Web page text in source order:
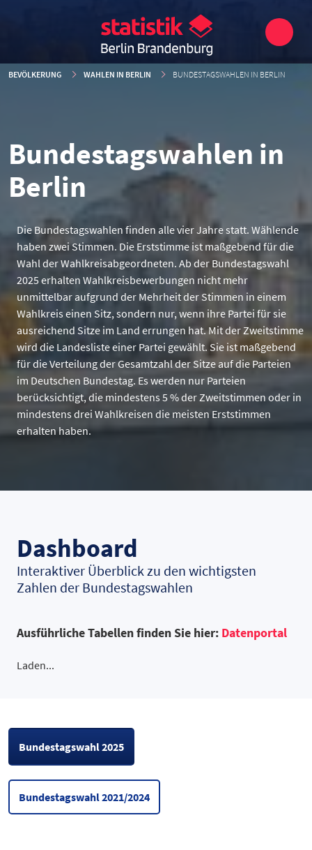
BEVÖLKERUNG WAHLEN IN BERLIN BUNDESTAGSWAHLEN IN BERLIN
Bundestagswahlen in
Berlin
Die Bundestagswahlen finden alle vier Jahre statt. Wählende
haben zwei Stimmen. Die Erststimme ist maßgebend für die
Wahl der Wahlkreisabgeordneten. Ab der Bundestagswahl
2025 erhalten Wahlkreisbewerbungen nicht mehr
unmittelbar aufgrund der Mehrheit der Stimmen in einem
Wahlkreis einen Sitz, sondern nur, wenn ihre Partei für sie
ausreichend Sitze im Land errungen hat. Mit der Zweitstimme
wird die Landesliste einer Partei gewählt. Sie ist maßgebend
für die Verteilung der Gesamtzahl der Sitze auf die Parteien
im Deutschen Bundestag. Es werden nur Parteien
berücksichtigt, die mindestens 5 % der Zweitstimmen oder in
mindestens drei Wahlkreisen die meisten Erststimmen
erhalten haben.
Dashboard
Interaktiver Überblick zu den wichtigsten
Zahlen der Bundestagswahlen
Ausführliche Tabellen finden Sie hier: Datenportal
Laden...
Bundestagswahl 2025
Bundestagswahl 2021/2024